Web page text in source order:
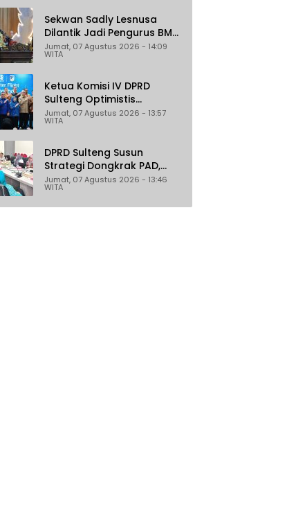
Pertambangan
Sekwan Sadly Lesnusa
Dilantik Jadi Pengurus BMA
Sulteng Periode 2026–2031
Jumat, 07 Agustus 2026 - 14:09
WITA
Ketua Komisi IV DPRD
Sulteng Optimistis
Penerbangan Palu–
Guangzhou Dongkrak
Jumat, 07 Agustus 2026 - 13:57
WITA
DPRD Sulteng Susun
Strategi Dongkrak PAD,
Target Daerah Jadi
Pengelola Sekaligus
Penghasil
Jumat, 07 Agustus 2026 - 13:46
WITA